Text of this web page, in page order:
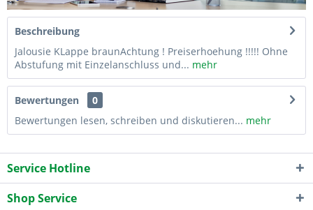
Beschreibung
Jalousie KLappe braunAchtung ! Preiserhoehung !!!!! Ohne
Abstufung mit Einzelanschluss und... mehr
Bewertungen
0
Bewertungen lesen, schreiben und diskutieren... mehr
Service Hotline
Shop Service